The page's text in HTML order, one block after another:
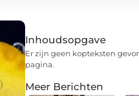
Inhoudsopgave
Er zijn geen kopteksten
pagina.
Meer Berichten